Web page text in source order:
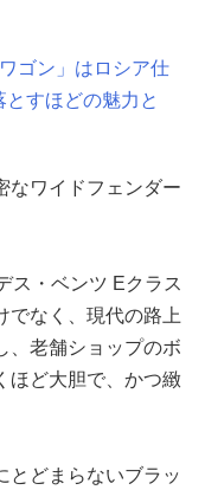
ゴン」はロシア仕
すほどの魅力と
なワイドフェンダー
ス・ベンツ Eクラス
でなく、現代の路上
、老舗ショップのボ
ほど大胆で、かつ緻
とどまらないブラッ